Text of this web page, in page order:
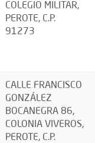
COLEGIO MILITAR,
PEROTE, C.P.
91273
CALLE FRANCISCO
GONZÁLEZ
BOCANEGRA 86,
COLONIA VIVEROS,
PEROTE, C.P.